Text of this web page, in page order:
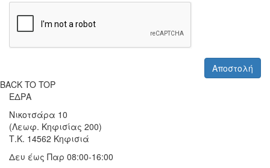
BACK TO TOP
ΕΔΡΑ
Νικοτσάρα 10
(Λεωφ. Κηφισίας 200)
Τ.Κ. 14562 Κηφισιά
Δευ έως Παρ 08:00-16:00